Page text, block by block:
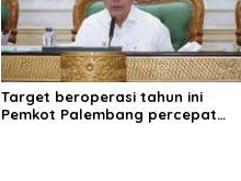
Target beroperasi tahun ini
Pemkot Palembang percepat